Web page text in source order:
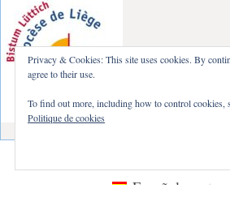
Español
Privacy & Cookies: This site uses cookies. By
agree to their use.
To find out more, including how to control cookies,
Politique de cookies